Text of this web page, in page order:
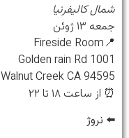
شمال کالیفرنیا
جمعه ۱۳ ژوئن
📍Fireside Room
1001 Golden rain Rd
Walnut Creek CA 94595
⏰ از ساعت ۱۸ تا ۲۲
⬅️ نروژ